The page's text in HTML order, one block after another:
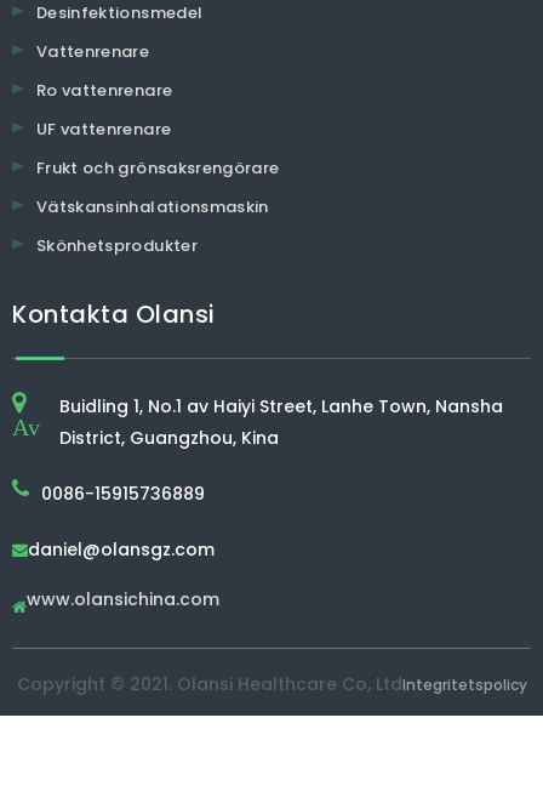
Desinfektionsmedel
Vattenrenare
Ro vattenrenare
UF vattenrenare
Frukt och grönsaksrengörare
Vätskansinhalationsmaskin
Skönhetsprodukter
Kontakta Olansi
Av
Buidling 1, No.1 av Haiyi Street, Lanhe Town, Nansha
District, Guangzhou, Kina
0086-15915736889
daniel@olansgz.com
www.olansichina.com
Copyright © 2021. Olansi Healthcare Co, LtdIntegritetspolicy